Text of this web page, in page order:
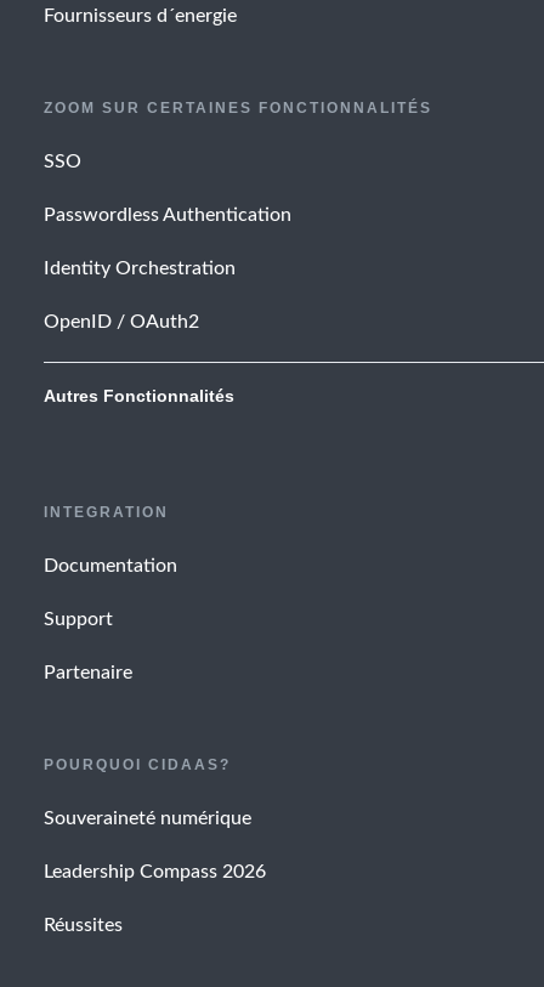
Fournisseurs d´energie
ZOOM SUR CERTAINES FONCTIONNALITÉS
SSO
Passwordless Authentication
Identity Orchestration
OpenID / OAuth2
Autres Fonctionnalités
INTEGRATION
Documentation
Support
Partenaire
POURQUOI CIDAAS?
Souveraineté numérique
Leadership Compass 2026
Réussites